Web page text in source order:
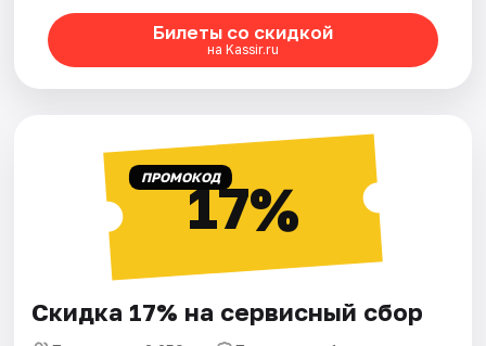
Билеты со скидкой
на Kassir.ru
ПРОМОКОД17%
Скидка 17% на сервисный сбор